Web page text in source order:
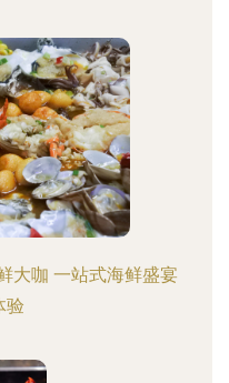
大咖 一站式海鲜盛宴
验